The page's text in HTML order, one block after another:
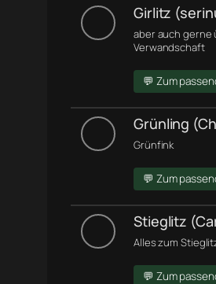
Girlitz
aber auch gerne
Verwandschaft
💬 Zum
Grünling
Grünfink
💬 Zum
Stieglitz
Alles zum
💬 Zum